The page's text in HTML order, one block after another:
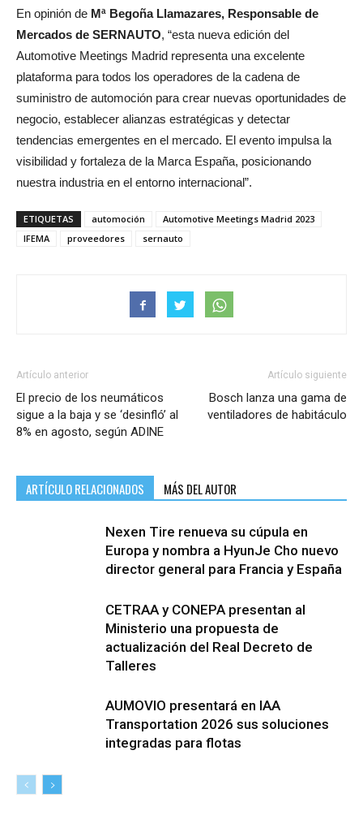
En opinión de Mª Begoña Llamazares, Responsable de
Mercados de SERNAUTO, “esta nueva edición del
Automotive Meetings Madrid representa una excelente
plataforma para todos los operadores de la cadena de
suministro de automoción para crear nuevas oportunidades de
negocio, establecer alianzas estratégicas y detectar
tendencias emergentes en el mercado. El evento impulsa la
visibilidad y fortaleza de la Marca España, posicionando
nuestra industria en el entorno internacional”.
ETIQUETAS automoción
Automotive Meetings Madrid 2023
IFEMA
proveedores sernauto
Artículo anterior
El precio de los neumáticos
sigue a la baja y se ‘desinfló’ al
8% en agosto, según ADINE
Artículo siguiente
Bosch lanza una gama de
ventiladores de habitáculo
ARTÍCULO RELACIONADOS MÁS DEL AUTOR
Nexen Tire renueva su cúpula en
Europa y nombra a HyunJe Cho nuevo
director general para Francia y España
CETRAA y CONEPA presentan al
Ministerio una propuesta de
actualización del Real Decreto de
Talleres
AUMOVIO presentará en IAA
Transportation 2026 sus soluciones
integradas para flotas